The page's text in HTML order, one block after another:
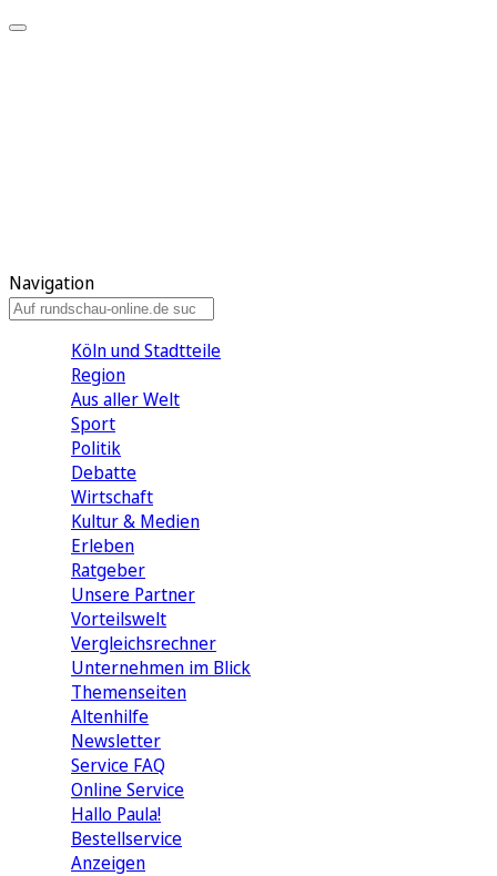
Navigation
Köln und Stadtteile
Region
Aus aller Welt
Sport
Politik
Debatte
Wirtschaft
Kultur & Medien
Erleben
Ratgeber
Unsere Partner
Vorteilswelt
Vergleichsrechner
Unternehmen im Blick
Themenseiten
Altenhilfe
Newsletter
Service FAQ
Online Service
Hallo Paula!
Bestellservice
Anzeigen